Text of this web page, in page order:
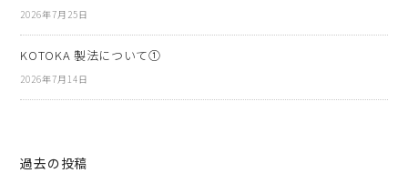
2026年7月25日
KOTOKA 製法について①
2026年7月14日
過去の投稿